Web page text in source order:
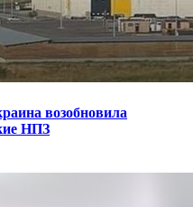
возобновила
НПЗ